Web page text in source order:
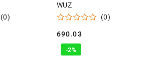
(0)
WUZ
(0)
Cena:
690.03
-2%